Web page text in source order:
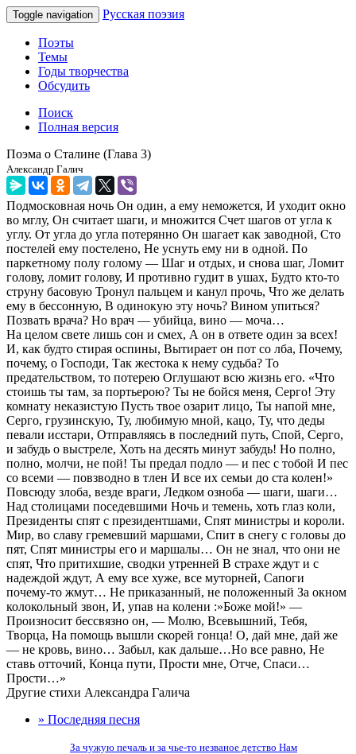
Toggle navigation Русская поэзия
Поэты
Темы
Годы творчества
Обсудить
Поиск
Полная версия
Поэма о Сталине (Глава 3)
Александр Галич
Подмосковная ночь Он один, а ему неможется, И уходит окно
во мглу, Он считает шаги, и множится Счет шагов от угла к
углу. От угла до угла потерянно Он шагает как заводной, Сто
постелей ему постелено, Не уснуть ему ни в одной. По
паркетному полу голому — Шаг и отдых, и снова шаг, Ломит
голову, ломит голову, И противно гудит в ушах, Будто кто-то
струну басовую Тронул пальцем и канул прочь, Что же делать
ему в бессонную, В одинокую эту ночь? Вином упиться?
Позвать врача? Но врач — убийца, вино — моча…
На целом свете лишь сон и смех, А он в ответе один за всех!
И, как будто стирая оспины, Вытирает он пот со лба, Почему,
почему, о Господи, Так жестока к нему судьба? То
предательством, то потерею Оглушают всю жизнь его. «Что
стоишь ты там, за портьерою? Ты не бойся меня, Серго! Эту
комнату неказистую Пусть твое озарит лицо, Ты напой мне,
Серго, грузинскую, Ту, любимую мной, кацо, Ту, что деды
певали исстари, Отправляясь в последний путь, Спой, Серго,
и забудь о выстреле, Хоть на десять минут забудь! Но полно,
полно, молчи, не пой! Ты предал подло — и пес с тобой И пес
со всеми — повзводно в тлен И все их семьи до ста колен!»
Повсюду злоба, везде враги, Ледком озноба — шаги, шаги…
Над столицами поседевшими Ночь и темень, хоть глаз коли,
Президенты спят с президентшами, Спят министры и короли.
Мир, во славу гремевший маршами, Спит в снегу с головы до
пят, Спят министры его и маршалы… Он не знал, что они не
спят, Что притихшие, сводки утренней В страхе ждут и с
надеждой ждут, А ему все хуже, все муторней, Сапоги
почему-то жмут… Не приказанный, не положенный За окном
колокольный звон, И, упав на колени :»Боже мой!» —
Произносит бессвязно он, — Молю, Всевышний, Тебя,
Творца, На помощь вышли скорей гонца! О, дай мне, дай же
— не кровь, вино… Забыл, как дальше…Но все равно, Не
ставь отточий, Конца пути, Прости мне, Отче, Спаси…
Прости…»
Другие стихи Александра Галича
» Последняя песня
За чужую печаль и за чье-то незваное детство Нам